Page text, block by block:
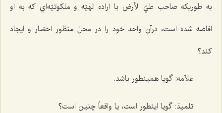
به طوريكه صاحب طيّ الأرض با اراده الهيّه و ملكوتيّه‌اي كه به او
افاضه شده است، درآنِ واحد خود را در محلّ منظور احضار و ايجاد
كند؟
علاّمه: گويا همينطور باشد.
تلميذ: گويا اينطور است، يا واقعاً چنين است؟